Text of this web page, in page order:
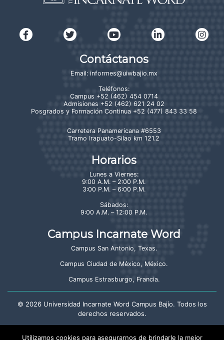
Contáctanos
Email: informes@uiwbajio.mx
Teléfonos:
Campus +52 (462) 454 0714
Admisiones +52 (462) 621 24 02
Posgrados y Formación Continua +52 (477) 843 33 58
Carretera Panamericana #6553
Tramo Irapuato-Silao km 121.2
Horarios
Lunes a Viernes:
9:00 A.M. – 2:00 P.M.
3:00 P.M. – 6:00 P.M.
Sábados:
9:00 A.M. – 12:00 P.M.
Campus Incarnate Word
Campus San Antonio, Texas.
Campus Ciudad de México, México.
Campus Estrasburgo, Francia.
© 2026Universidad Incarnate Word Campus Bajío. Todos los
derechos reservados.
Utilizamos cookies para asegurarnos de brindarle la mejor